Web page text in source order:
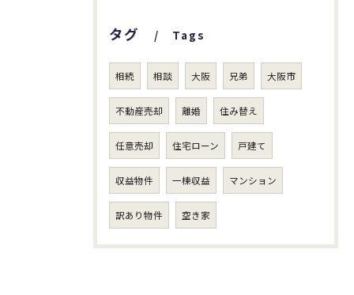
タグ Tags
相続 相談 大阪 兄弟 大阪市
不動産売却 離婚 住み替え
任意売却 住宅ローン 戸建て
収益物件 一棟収益 マンション
訳あり物件 空き家